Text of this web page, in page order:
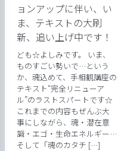
ョンアップに伴い、い
ま、テキストの大刷
新、追い上げ中です！
ども☆よしみです。 いま、
ものすごい勢いで…という
か、魂込めて、手相観講座の
テキスト“完全リニューア
ル”のラストスパートです☆
これまでの内容もぜんぶ大
事にしながら、魂・潜在意
識・エゴ・生命エネルギー…
そして「魂のカタチ […]